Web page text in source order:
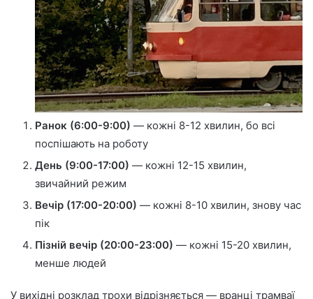
Ранок (6:00-9:00) — кожні 8-12 хвилин, бо всі
поспішають на роботу
День (9:00-17:00) — кожні 12-15 хвилин,
звичайний режим
Вечір (17:00-20:00) — кожні 8-10 хвилин, знову час
пік
Пізній вечір (20:00-23:00) — кожні 15-20 хвилин,
менше людей
У вихідні розклад трохи відрізняється — вранці трамваї